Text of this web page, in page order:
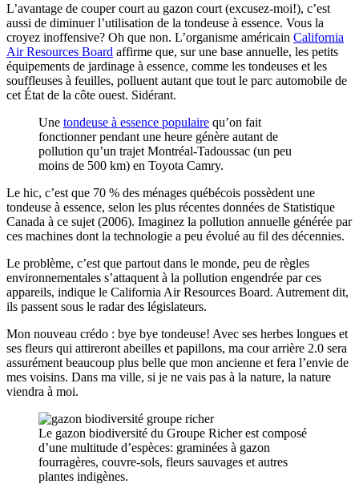
L’avantage de couper court au gazon court (excusez-moi!), c’est
aussi de diminuer l’utilisation de la tondeuse à essence. Vous la
croyez inoffensive? Oh que non. L’organisme américain California
Air Resources Board affirme que, sur une base annuelle, les petits
équipements de jardinage à essence, comme les tondeuses et les
souffleuses à feuilles, polluent autant que tout le parc automobile de
cet État de la côte ouest. Sidérant.
Une tondeuse à essence populaire qu’on fait
fonctionner pendant une heure génère autant de
pollution qu’un trajet Montréal-Tadoussac (un peu
moins de 500 km) en Toyota Camry.
Le hic, c’est que 70 % des ménages québécois possèdent une
tondeuse à essence, selon les plus récentes données de Statistique
Canada à ce sujet (2006). Imaginez la pollution annuelle générée par
ces machines dont la technologie a peu évolué au fil des décennies.
Le problème, c’est que partout dans le monde, peu de règles
environnementales s’attaquent à la pollution engendrée par ces
appareils, indique le California Air Resources Board. Autrement dit,
ils passent sous le radar des législateurs.
Mon nouveau crédo : bye bye tondeuse! Avec ses herbes longues et
ses fleurs qui attireront abeilles et papillons, ma cour arrière 2.0 sera
assurément beaucoup plus belle que mon ancienne et fera l’envie de
mes voisins. Dans ma ville, si je ne vais pas à la nature, la nature
viendra à moi.
Le gazon biodiversité du Groupe Richer est composé
d’une multitude d’espèces: graminées à gazon
fourragères, couvre-sols, fleurs sauvages et autres
plantes indigènes.